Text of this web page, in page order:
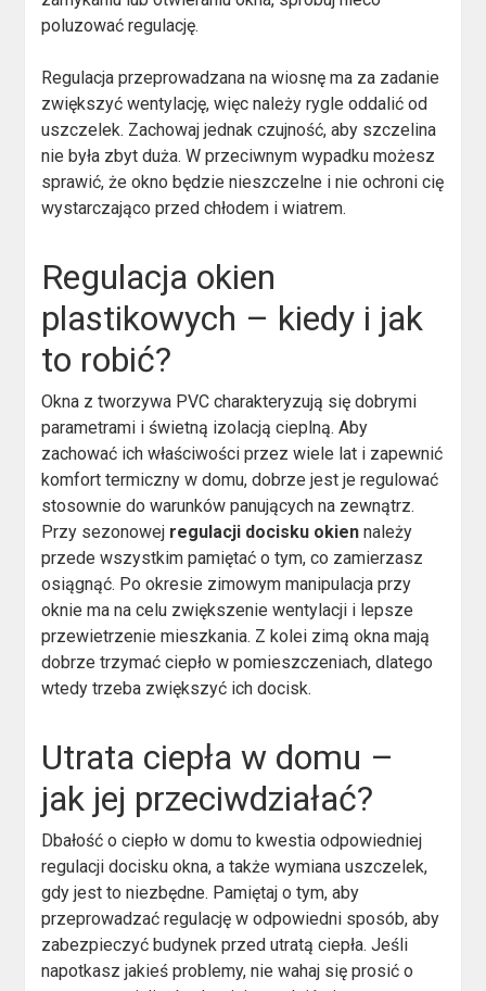
poluzować regulację.
Regulacja przeprowadzana na wiosnę ma za zadanie
zwiększyć wentylację, więc należy rygle oddalić od
uszczelek. Zachowaj jednak czujność, aby szczelina
nie była zbyt duża. W przeciwnym wypadku możesz
sprawić, że okno będzie nieszczelne i nie ochroni cię
wystarczająco przed chłodem i wiatrem.
Regulacja okien
plastikowych – kiedy i jak
to robić?
Okna z tworzywa PVC charakteryzują się dobrymi
parametrami i świetną izolacją cieplną. Aby
zachować ich właściwości przez wiele lat i zapewnić
komfort termiczny w domu, dobrze jest je regulować
stosownie do warunków panujących na zewnątrz.
Przy sezonowej regulacji docisku okiennależy
przede wszystkim pamiętać o tym, co zamierzasz
osiągnąć. Po okresie zimowym manipulacja przy
oknie ma na celu zwiększenie wentylacji i lepsze
przewietrzenie mieszkania. Z kolei zimą okna mają
dobrze trzymać ciepło w pomieszczeniach, dlatego
wtedy trzeba zwiększyć ich docisk.
Utrata ciepła w domu –
jak jej przeciwdziałać?
Dbałość o ciepło w domu to kwestia odpowiedniej
regulacji docisku okna, a także wymiana uszczelek,
gdy jest to niezbędne. Pamiętaj o tym, aby
przeprowadzać regulację w odpowiedni sposób, aby
zabezpieczyć budynek przed utratą ciepła. Jeśli
napotkasz jakieś problemy, nie wahaj się prosić o